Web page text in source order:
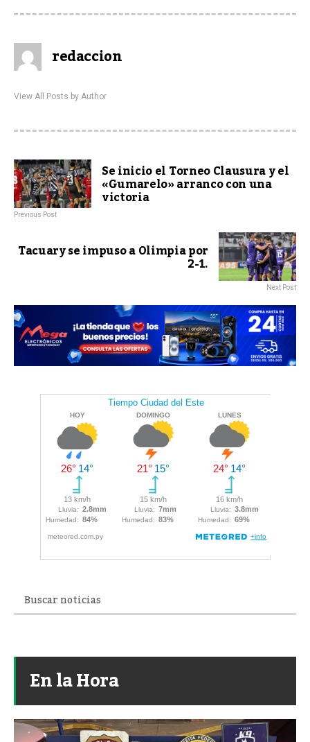
redaccion
View All Posts by Author
Se inicio el Torneo Clausura y el
«Gumarelo» arranco con una
victoria
Previous Post
Tacuary se impuso a Olimpia por
2-1.
Next Post
En la Hora